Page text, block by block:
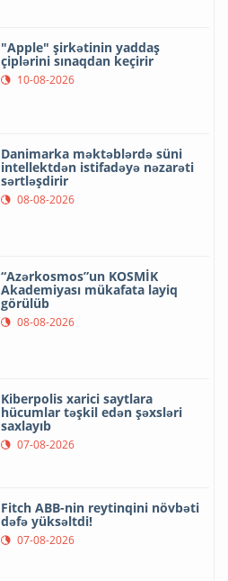
"Apple" şirkətinin yaddaş
çiplərini sınaqdan keçirir
10-08-2026
Danimarka məktəblərdə süni
intellektdən istifadəyə nəzarəti
sərtləşdirir
08-08-2026
“Azərkosmos”un KOSMİK
Akademiyası mükafata layiq
görülüb
08-08-2026
Kiberpolis xarici saytlara
hücumlar təşkil edən şəxsləri
saxlayıb
07-08-2026
Fitch ABB-nin reytinqini növbəti
dəfə yüksəltdi!
07-08-2026